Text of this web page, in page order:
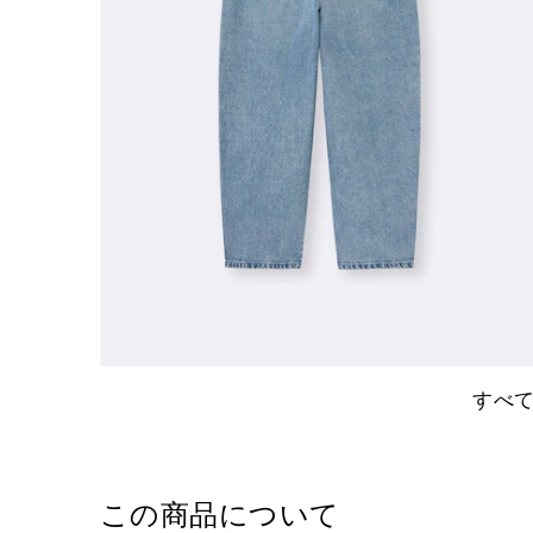
すべ
この商品について